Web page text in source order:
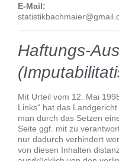
E-Mail:
Haftungs-
Mit Urteil vom 12. Mai
Links“ hat das
man durch das Setzen
Seite ggf. mit zu
nur dadurch verhindert
von diesen Inhalten